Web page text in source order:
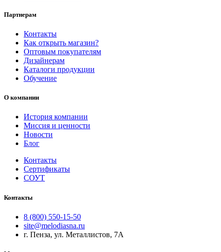
Партнерам
Контакты
Как открыть магазин?
Оптовым покупателям
Дизайнерам
Каталоги продукции
Обучение
О компании
История компании
Миссия и ценности
Новости
Блог
Контакты
Сертификаты
СОУТ
Контакты
8 (800) 550-15-50
site@melodiasna.ru
г. Пенза, ул. Металлистов, 7А